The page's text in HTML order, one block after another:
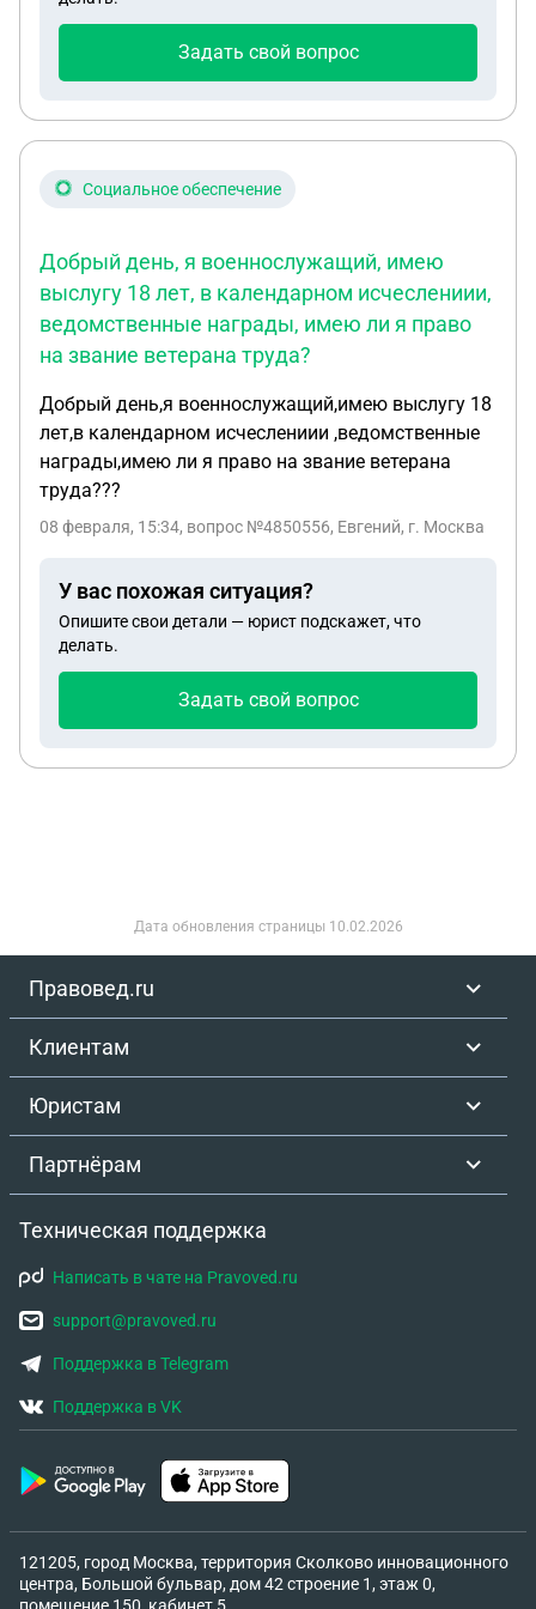
превалирует пункт 5 ? Благодарю за помощь.
Задать свой вопрос
Социальное обеспечение
Добрый день, я военнослужащий, имею
выслугу 18 лет, в календарном исчеслениии,
ведомственные награды, имею ли я право
на звание ветерана труда?
Добрый день,я военнослужащий,имею выслугу 18
лет,в календарном исчеслениии ,ведомственные
награды,имею ли я право на звание ветерана
труда???
08 февраля, 15:34, вопрос №4850556, Евгений, г. Москва
У вас похожая ситуация?
Опишите свои детали — юрист подскажет, что
делать.
Задать свой вопрос
Дата обновления страницы 10.02.2026
Правовед.ru
Клиентам
Юристам
Партнёрам
Техническая поддержка
Написать в чате на Pravoved.ru
support@pravoved.ru
Поддержка в Telegram
Поддержка в VK
121205, город Москва, территория Сколково инновационного
центра, Большой бульвар, дом 42 строение 1, этаж 0,